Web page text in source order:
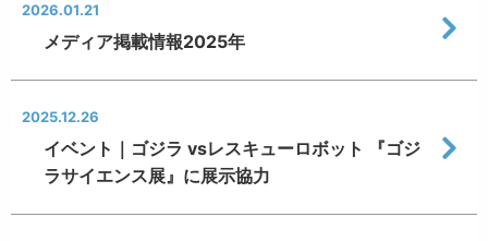
2026.01.21
メディア掲載情報2025年
2025.12.26
イベント｜ゴジラ vsレスキューロボット 『ゴジ
ラサイエンス展』に展示協力